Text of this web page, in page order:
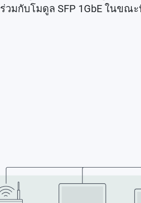
ร่วมกับโมดูล SFP 1GbE ในขณะ